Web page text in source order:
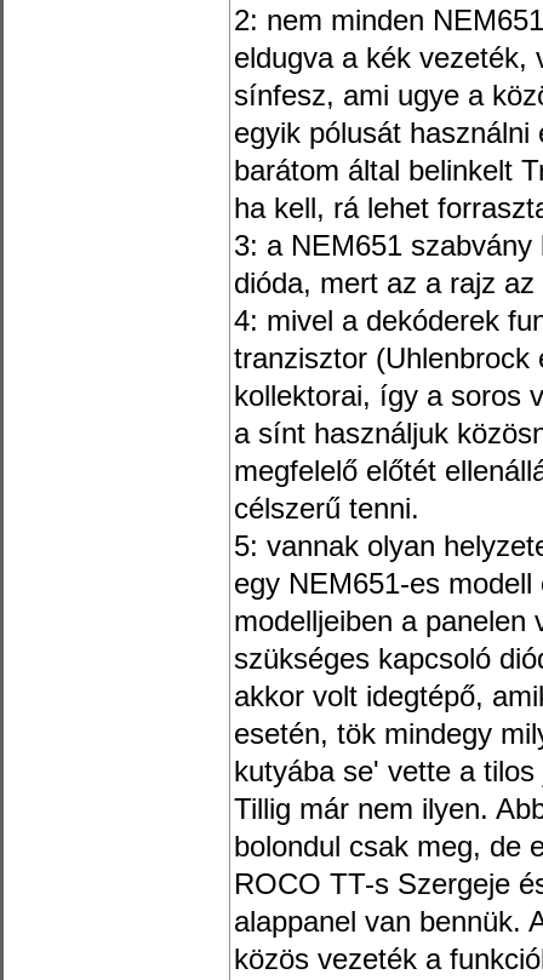
2: nem minden
eldugva a kék vezeték,
sínfesz, ami ugye a
egyik pólusát
barátom által belinkelt
ha kell, rá lehet
3: a NEM651
dióda, mert az a rajz
4: mivel a dekóderek
tranzisztor (Uhlenbrock
kollektorai, így a soros
a sínt használjuk
megfelelő előtét
célszerű tenni.
5: vannak olyan
egy NEM651-es
modelljeiben a panelen
szükséges kapcsoló
akkor volt idegtépő,
esetén, tök mindegy
kutyába se' vette a
Tillig már nem ilyen.
bolondul csak meg, de
ROCO TT-s Szergeje
alappanel van bennük.
közös vezeték a